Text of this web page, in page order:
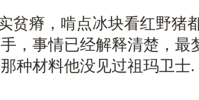
贫瘠，啃点冰块看红野猪
，事情已经解释清楚，最
种材料他没见过祖玛卫士.